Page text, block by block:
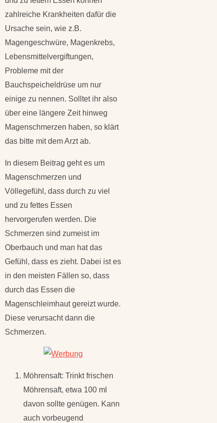
zahlreiche Krankheiten dafür die
Ursache sein, wie z.B.
Magengeschwüre, Magenkrebs,
Lebensmittelvergiftungen,
Probleme mit der
Bauchspeicheldrüse um nur
einige zu nennen. Solltet ihr also
über eine längere Zeit hinweg
Magenschmerzen haben, so klärt
das bitte mit dem Arzt ab.
In diesem Beitrag geht es um
Magenschmerzen und
Völlegefühl, dass durch zu viel
und zu fettes Essen
hervorgerufen werden. Die
Schmerzen sind zumeist im
Oberbauch und man hat das
Gefühl, dass es zieht. Dabei ist es
in den meisten Fällen so, dass
durch das Essen die
Magenschleimhaut gereizt wurde.
Diese verursacht dann die
Schmerzen.
Möhrensaft: Trinkt frischen
Möhrensaft, etwa 100 ml
davon sollte genügen. Kann
auch vorbeugend